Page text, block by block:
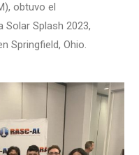
obtuvo el
Splash 2023,
Springfield, Ohio.